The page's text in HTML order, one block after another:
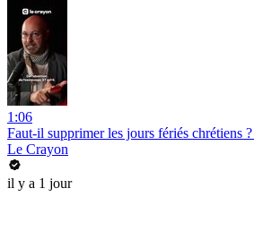
1:06
Faut-il supprimer les jours fériés chrétiens
Le Crayon
il y a 1 jour